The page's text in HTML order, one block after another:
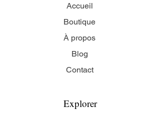
Accueil
Boutique
À propos
Blog
Contact
Explorer